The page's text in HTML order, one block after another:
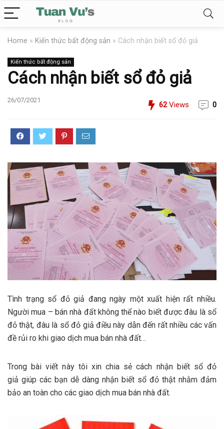
Home » Kiến thức bất động sản » Cách nhận biết sổ đỏ giả
Kiến thức bất động sản
Cách nhận biết sổ đỏ giả
26/07/2021
62Views 0
Tình trạng sổ đỏ giả đang ngày một xuất hiện rất nhiều.
Người mua – bán nhà đất không thể nào biết được đâu là sổ
đỏ thật, đâu là sổ đỏ giả điều này dẫn đến rất nhiều các vấn
đề rủi ro khi giao dịch mua bán nhà đất…
Trong bài viết này tôi xin chia sẻ cách nhận biết sổ đỏ
giả giúp các bạn dễ dàng nhận biết sổ đỏ thật nhằm đảm
bảo an toàn cho các giao dịch mua bán nhà đất.